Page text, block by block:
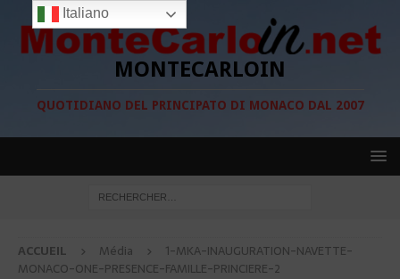
MONTECARLOIN
QUOTIDIANO DEL PRINCIPATO DI MONACO DAL 2007
ACCUEIL Média
1-MKA-INAUGURATION-NAVETTE-
MONACO-ONE-PRESENCE-FAMILLE-PRINCIERE-2
Italiano